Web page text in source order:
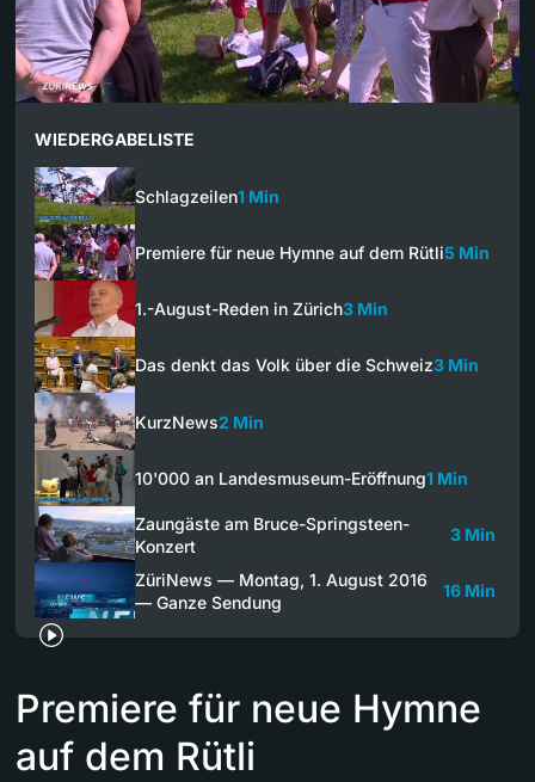
WIEDERGABELISTE
Schlagzeilen1 Min
Premiere für neue Hymne auf dem Rütli5 Min
1.-August-Reden in Zürich3 Min
Das denkt das Volk über die Schweiz3 Min
KurzNews2 Min
10'000 an Landesmuseum-Eröffnung1 Min
Zaungäste am Bruce-Springsteen-
Konzert
3 Min
ZüriNews — Montag, 1. August 2016
— Ganze Sendung
16 Min
Premiere für neue Hymne
auf dem Rütli